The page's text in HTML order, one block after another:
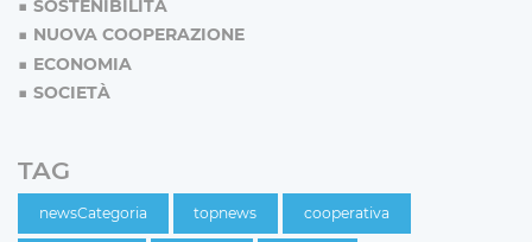
SOSTENIBILITÀ
NUOVA COOPERAZIONE
ECONOMIA
SOCIETÀ
TAG
newsCategoria topnews cooperativa